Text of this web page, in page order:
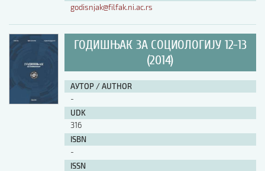
godisnjak@filfak.ni.ac.rs
ГОДИШЊАК ЗА СОЦИОЛОГИЈУ 12-13
(2014)
АУТОР / AUTHOR
-
UDK
316
ISBN
-
ISSN